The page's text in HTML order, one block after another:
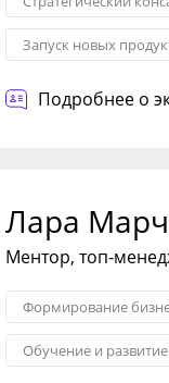
Запуск новых
Трансформация
Подробнее о
Лара
Ментор, топ-
Формирование
Обучение и развитие